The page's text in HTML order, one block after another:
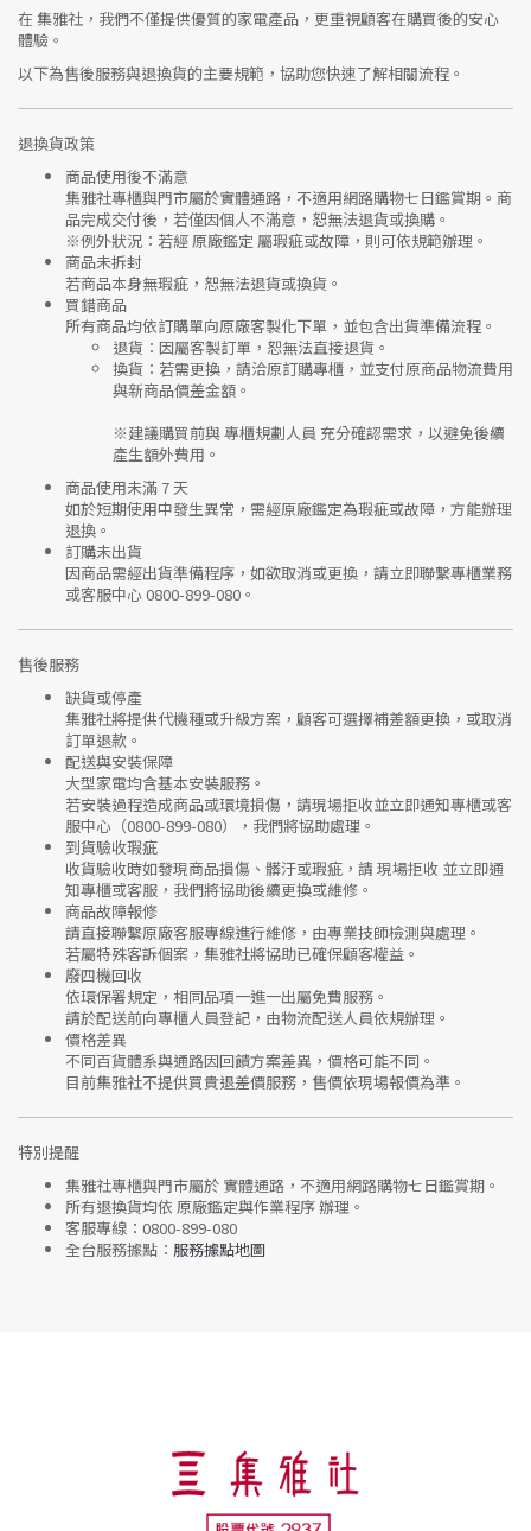
在集雅社 ，我們不僅提供優質的家電產品，更重視顧客在購買後的安心
體驗。
以下為售後服務與退換貨的主要規範，協助您快速了解相關流程。
退換貨政策
商品使用後不滿意
集雅社專櫃與門市屬於實體通路，不適用網路購物七日鑑賞期 。商
品完成交付後，若僅因個人不滿意，恕無法退貨或換購。
※例外狀況：若經 原廠鑑定 屬瑕疵或故障，則可依規範辦理。
商品未拆封
若商品本身無瑕疵，恕無法退貨或換貨。
買錯商品
所有商品均依訂購單向原廠客製化下單 ，並包含出貨準備流程。
退貨 ：因屬客製訂單，恕無法直接退貨。
換貨 ：若需更換，請洽原訂購專櫃，並支付原商品物流費用
與新商品價差金額 。
※建議購買前與專櫃規劃人員 充分確認需求，以避免後續
產生額外費用。
商品使用未滿 7 天
如於短期使用中發生異常，需經原廠鑑定為瑕疵或故障，方能辦理
退換。
訂購未出貨
因商品需經出貨準備程序，如欲取消或更換，請立即聯繫專櫃業務
或客服中心 0800-899-080 。
售後服務
缺貨或停產
集雅社將提供代機種或升級方案 ，顧客可選擇補差額更換，或取消
訂單退款。
配送與安裝保障
大型家電均含基本安裝服務。
若安裝過程造成商品或環境損傷，請現場拒收並立即通知專櫃或客
服中心 （0800-899-080），我們將協助處理。
到貨驗收瑕疵
收貨驗收時如發現商品損傷、髒汙或瑕疵 ，請 現場拒收 並立即通
知專櫃或客服，我們將協助後續更換或維修。
商品故障報修
請直接聯繫原廠客服專線進行維修，由專業技師檢測與處理。
若屬特殊客訴個案，集雅社將協助已確保顧客權益。
廢四機回收
依環保署規定，相同品項一進一出屬免費服務。
請於配送前向專櫃人員登記，由物流配送人員依規辦理。
價格差異
不同百貨體系與通路因回饋方案差異，價格可能不同。
目前集雅社不提供買貴退差價服務 ，售價依現場報價為準。
特別提醒
集雅社專櫃與門市屬於 實體通路，不適用網路購物七日鑑賞期 。
所有退換貨均依 原廠鑑定與作業程序辦理。
客服專線： 0800-899-080
全台服務據點： 服務據點地圖